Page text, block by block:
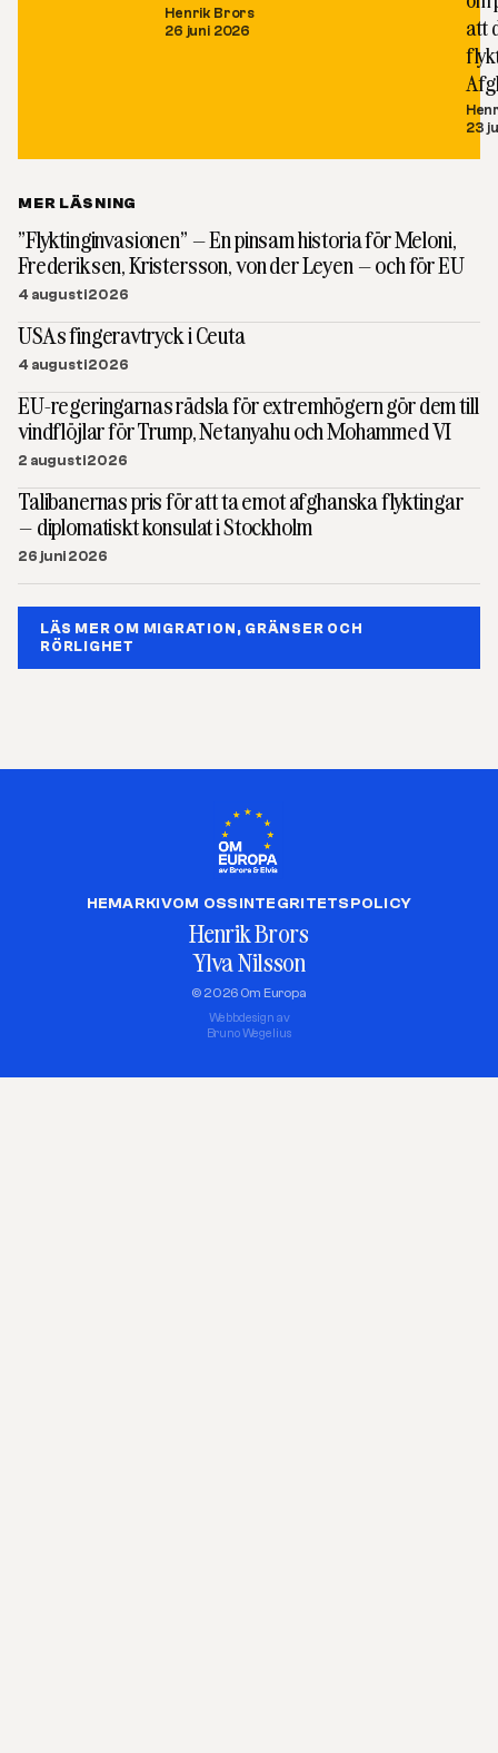
Henrik Brors
26 juni 2026
att
23
MER LÄSNING
”Flyktinginvasionen” – En pinsam historia för Meloni,
Frederiksen, Kristersson, von der Leyen – och för EU
4 augusti 2026
USAs fingeravtryck i Ceuta
4 augusti 2026
EU-regeringarnas rädsla för extremhögern gör dem till
vindflöjlar för Trump, Netanyahu och Mohammed VI
2 augusti 2026
Talibanernas pris för att ta emot afghanska flyktingar
– diplomatiskt konsulat i Stockholm
26 juni 2026
LÄS MER OM MIGRATION, GRÄNSER OCH
RÖRLIGHET
HEMARKIVOM OSSINTEGRITETSPOLICY
Henrik Brors
Ylva Nilsson
© 2026 Om Europa
Webbdesign av
Bruno Wegelius